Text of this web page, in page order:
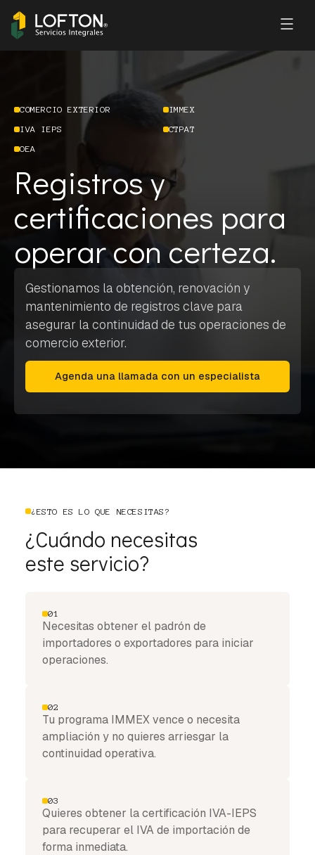
COMERCIO EXTERIOR IMMEX
IVA IEPS CTPAT
OEA
Registros y
certificaciones para
operar con certeza.
Gestionamos la obtención, renovación y
mantenimiento de registros clave para
asegurar la continuidad de tus operaciones de
comercio exterior.
Agenda una llamada con un especialista
¿ESTO ES LO QUE NECESITAS?
¿Cuándo necesitas
este servicio?
01
Necesitas obtener el padrón de
importadores o exportadores para iniciar
operaciones.
02
Tu programa IMMEX vence o necesita
ampliación y no quieres arriesgar la
continuidad operativa.
03
Quieres obtener la certificación IVA-IEPS
para recuperar el IVA de importación de
forma inmediata.